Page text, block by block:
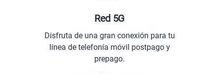
Red 5G
Disfruta de una gran conexión para tu
línea de telefonía móvil postpago y
prepago.